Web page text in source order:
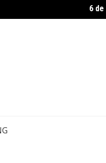
Informação de contato de
6